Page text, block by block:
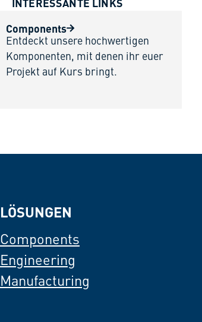
Components
Entdeckt unsere hochwertigen
Komponenten, mit denen ihr euer
Projekt auf Kurs bringt.
LÖSUNGEN
Components
Engineering
Manufacturing